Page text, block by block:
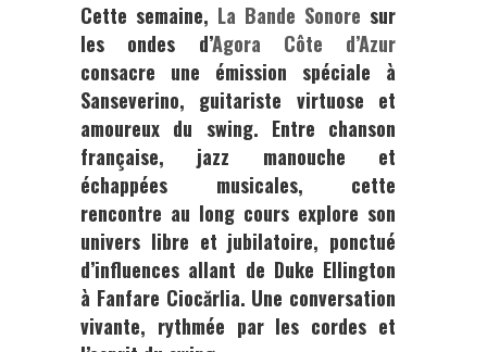
Cette semaine, La Bande Sonore sur
les ondes d’Agora Côte d’Azur
consacre une émission spéciale à
Sanseverino, guitariste virtuose et
amoureux du swing. Entre chanson
française, jazz manouche et
échappées musicales, cette
rencontre au long cours explore son
univers libre et jubilatoire, ponctué
d’influences allant de Duke Ellington
à Fanfare Ciocărlia. Une conversation
vivante, rythmée par les cordes et